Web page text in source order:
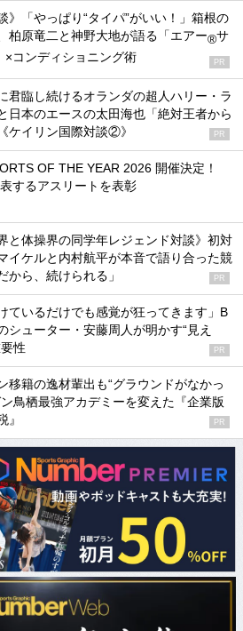
》「やっぱり“タイパ”がいい！」箱根の
柏原竜二と神野大地が語る「エアー®サ
×コンディショニング術 PR
君臨し続けるオランダの超人ハリー・ラ
日本のエースの太田海也「絶対王者から
ケイリン国際対談②》
PR
OF THE YEAR 2026 開催決定！
するアスリートを表彰
と体操界の同学年レジェンド対談》初対
イケルと内村航平が本音で語り合った競
から、続けられる」
PR
ているだけでも感覚が狂ってきます」B
シューター・安藤周人が明かす“見え
性
PR
移籍の逸材輩出も“グラウンドがなかっ
鳥栖最強アカデミーを変えた『企業版
』
PR